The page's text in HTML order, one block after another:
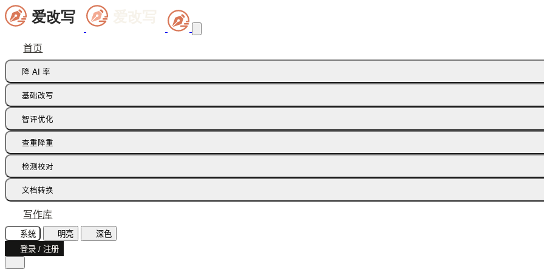
首页
降 AI 率
痕迹橡皮擦
多语种降痕
基础改写
同义词替换
智评优化
批注智改
查重降重
论文降重
检测校对
AI 文本检测(中文)
AI 文本检测(英文)
AI 图片检测
AI味诊断
文本纠错
文档转换
飞书文档
智能读文
文档识别
写作库
系统 明亮
深色
登录 / 注册